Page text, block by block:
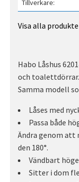
Tillverkare
Visa alla
Habo Låshus
och toalettdörrar.
Samma modell
Låses med
Passa både
Ändra genom att
den 180°.
Vändbart
Sitter i dom